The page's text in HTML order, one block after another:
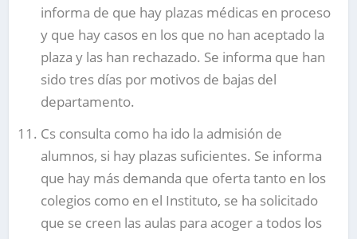
informa de que hay plazas médicas en proceso
y que hay casos en los que no han aceptado la
plaza y las han rechazado. Se informa que han
sido tres días por motivos de bajas del
departamento.
Cs consulta como ha ido la admisión de
alumnos, si hay plazas suficientes. Se informa
que hay más demanda que oferta tanto en los
colegios como en el Instituto, se ha solicitado
que se creen las aulas para acoger a todos los